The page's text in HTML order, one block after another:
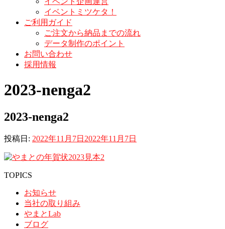
イベントミツケタ！
ご利用ガイド
ご注文から納品までの流れ
データ制作のポイント
お問い合わせ
採用情報
2023-nenga2
2023-nenga2
投稿日: 2022年11月7日 2022年11月7日
TOPICS
お知らせ
当社の取り組み
やまとLab
ブログ